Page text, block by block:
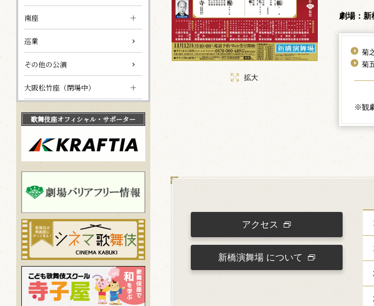
拡大
劇場：新
菊
菊
※観
アクセス
新橋演舞場 について
南座
巡業
その他の公演
大阪松竹座（閉場中）
歌舞伎座オフィシャル・サポーター